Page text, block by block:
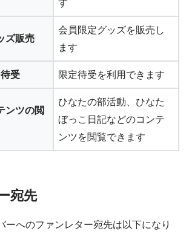
す
ズ販売
会員限定グッズを販売し
ます
受 限定待受を利用できます
ンツの閲
ひなたの部活動、ひなた
ぼっこ日記などのコンテ
ンツを閲覧できます
宛先
ーへのファンレター宛先は以下になり